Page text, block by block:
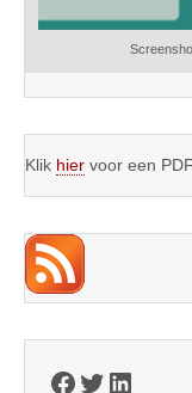
Klik hier voor een
Facebook
Twitter